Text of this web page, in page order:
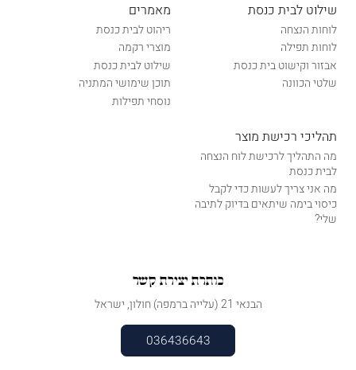
שילוט לבית כנסת
לוחות הנצחה
לוחות תפילה
אבזור וקישוט בית כנסת
שלטי הכוונה
מאמרים
ריהוט לבית כנסת
מוצרי רקמה
שילוט לבית כנסת
תוכן שימושי המתניה
נוסחי תפילות
תהליכי רכישת מוצר
מה התהליך לרכישת לוח הנצחה
לבית כנסת
מה אני צריך לעשות כדי לקבל
כיסוי בימה שיתאים בדיוק לתיבה
שלי?
כותרת יצירת קשר
הבנאי 21 (עלייה ברמפה) חולון, ישראל
036436643